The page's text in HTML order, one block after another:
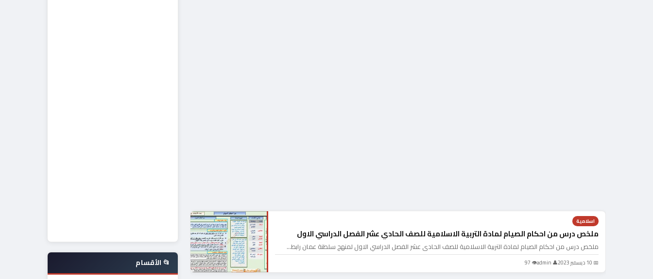
اسلامية
ملخص درس من احكام الصيام لمادة التربية الاسلامية للصف الحادي عشر الفصل الدراسي الاول
ملخص درس من احكام الصيام لمادة التربية الاسلامية للصف الحادي عشر الفصل الدراسي الاول لمنهج سلطنة عمان رابط…
📅 10 ديسمبر 2023 👤 admin
👁 97 📂 الأقسام